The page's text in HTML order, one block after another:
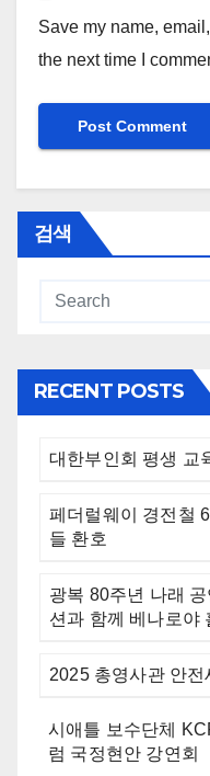
Save my name,
the next time I
검색
RECENT POSTS
대한부인회 평생 교
페더럴웨이 경전철
들 환호
광복 80주년 나래
션과 함께 베나로야
2025 총영사관 안
시애틀 보수단체
럼 국정현안 강연회